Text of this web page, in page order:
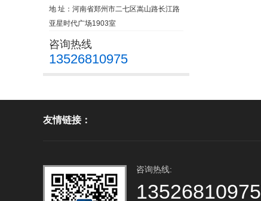
地 址：河南省郑州市二七区嵩山路长江路
亚星时代广场1903室
咨询热线
13526810975
友情链接：
咨询热线:
13526810975